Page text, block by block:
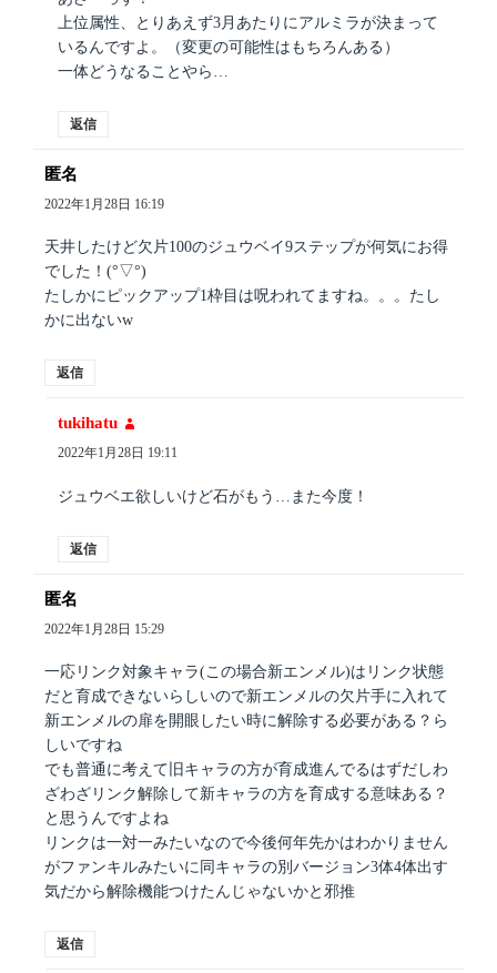
上位属性、とりあえず3月あたりにアルミラが決まって
いるんですよ。（変更の可能性はもちろんある）
一体どうなることやら…
返信
匿名
り:
2022年1月28日 16:19
天井したけど欠片100のジュウベイ9ステップが何気にお得
でした！(°▽°)
たしかにピックアップ1枠目は呪われてますね。。。たし
かに出ないw
返信
tukihatu
り:
2022年1月28日 19:11
ジュウベエ欲しいけど石がもう…また今度！
返信
匿名
り:
2022年1月28日 15:29
一応リンク対象キャラ(この場合新エンメル)はリンク状態
だと育成できないらしいので新エンメルの欠片手に入れて
新エンメルの扉を開眼したい時に解除する必要がある？ら
しいですね
でも普通に考えて旧キャラの方が育成進んでるはずだしわ
ざわざリンク解除して新キャラの方を育成する意味ある？
と思うんですよね
リンクは一対一みたいなので今後何年先かはわかりません
がファンキルみたいに同キャラの別バージョン3体4体出す
気だから解除機能つけたんじゃないかと邪推
返信